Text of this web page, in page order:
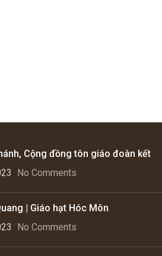
Cộng đồng tôn giáo đoàn kết
No Comments
| Giáo hạt Hóc Môn
No Comments